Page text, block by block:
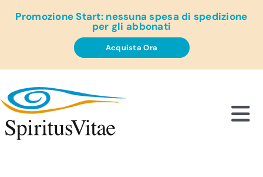
Promozione Start: nessuna spesa di spedizione
per gli abbonati
Acquista Ora